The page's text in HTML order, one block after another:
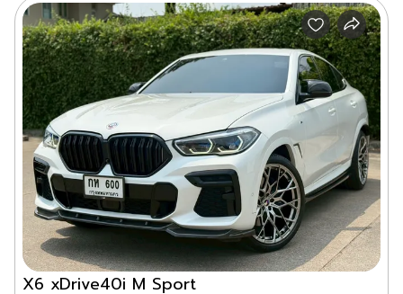
X6 xDrive40i M Sport